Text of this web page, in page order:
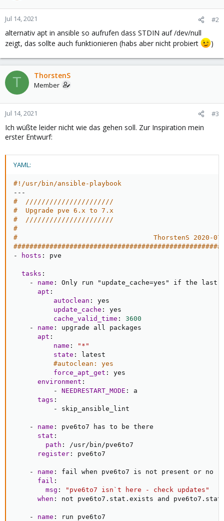
Jul 14, 2021 #2
alternativ apt in ansible so aufrufen dass STDIN auf /dev/null
zeigt, das sollte auch funktionieren (habs aber nicht probiert
)
T ThorstenS
Member
Jul 14, 2021 #3
Ich wüßte leider nicht wie das gehen soll. Zur Inspiration mein
erster Entwurf:
YAML:
#!/usr/bin/ansible-playbook
---
#  //////////////////////
#  Upgrade pve 6.x to 7.x
#  //////////////////////
#
#                                  ThorstenS 2020-07
####################################################
-
hosts : pve
tasks :
-
name :
Only run "update_cache=yes" if the last
apt :
autoclean :
yes
update_cache :
yes
cache_valid_time :
-
name :
upgrade all packages
apt :
name :
"*"
state :
latest
#autoclean: yes
force_apt_get :
yes
environment :
-
NEEDRESTART_MODE :
a
tags :
-
skip_ansible_lint
- name :
pve6to7 has to be there
stat :
path :
/usr/bin/pve6to7
register : pve6to7
- name :
fail when pve6to7 is not present or no
fail :
msg :
"pve6to7 isn`t here - check updates"
when : not pve6to7.stat.exists and
- name :
run pve6to7